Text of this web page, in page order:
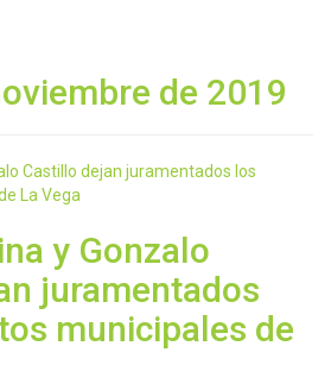
de 2019
y Gonzalo
juramentados
municipales de